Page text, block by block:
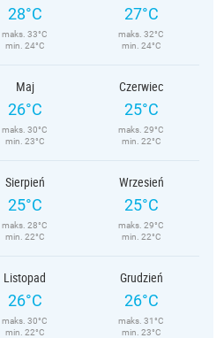
28°C
maks. 33°C
min. 24°C
27°C
maks. 32°C
min. 24°C
Maj
26°C
maks. 30°C
min. 23°C
Czerwiec
25°C
maks. 29°C
min. 22°C
Sierpień
25°C
maks. 28°C
min. 22°C
Wrzesień
25°C
maks. 29°C
min. 22°C
Listopad
26°C
maks. 30°C
min. 22°C
Grudzień
26°C
maks. 31°C
min. 23°C